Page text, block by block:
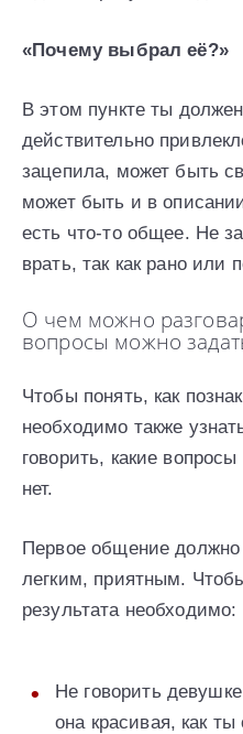
«Почему выбрал её?»
В этом пункте ты
действительно
зацепила, может быть
может быть и в
есть что-то общее. Не
врать, так как рано или
О чем можно
вопросы можно
Чтобы понять, как
необходимо также
говорить, какие
нет.
Первое общение
легким, приятным.
результата необходимо:
Не говорить
она красивая, как